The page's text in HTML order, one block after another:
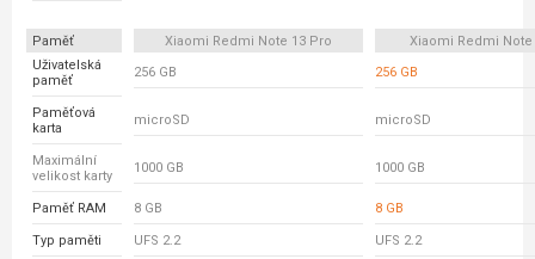
Paměť Xiaomi Redmi Note 13 Pro
Xiaomi Redmi Note
Uživatelská
paměť
256 GB 256 GB
Paměťová
karta
microSD microSD
Maximální
velikost karty
1000 GB 1000 GB
Paměť RAM 8 GB 8 GB
Typ paměti UFS 2.2 UFS 2.2